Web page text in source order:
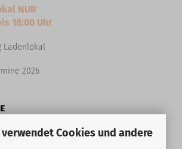
Cookies und andere
NUR
18:00 Uhr
Ladenlokal
2026
Uhr
Uhr